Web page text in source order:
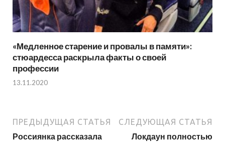
«Медленное старение и провалы в памяти»:
стюардесса раскрыла факты о своей
профессии
13.11.2020
ПРЕДЫДУЩАЯ СТАТЬЯ
Россиянка рассказала
СЛЕДУЮЩАЯ СТАТЬЯ
Локдаун полностью